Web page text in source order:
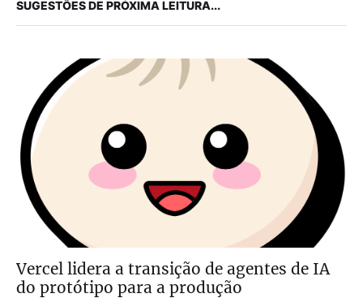
SUGESTÕES DE PRÓXIMA LEITURA...
Vercel lidera a transição de agentes de IA
do protótipo para a produção